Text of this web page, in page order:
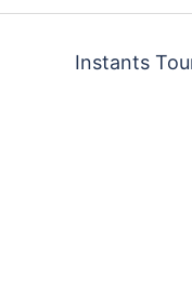
Instants